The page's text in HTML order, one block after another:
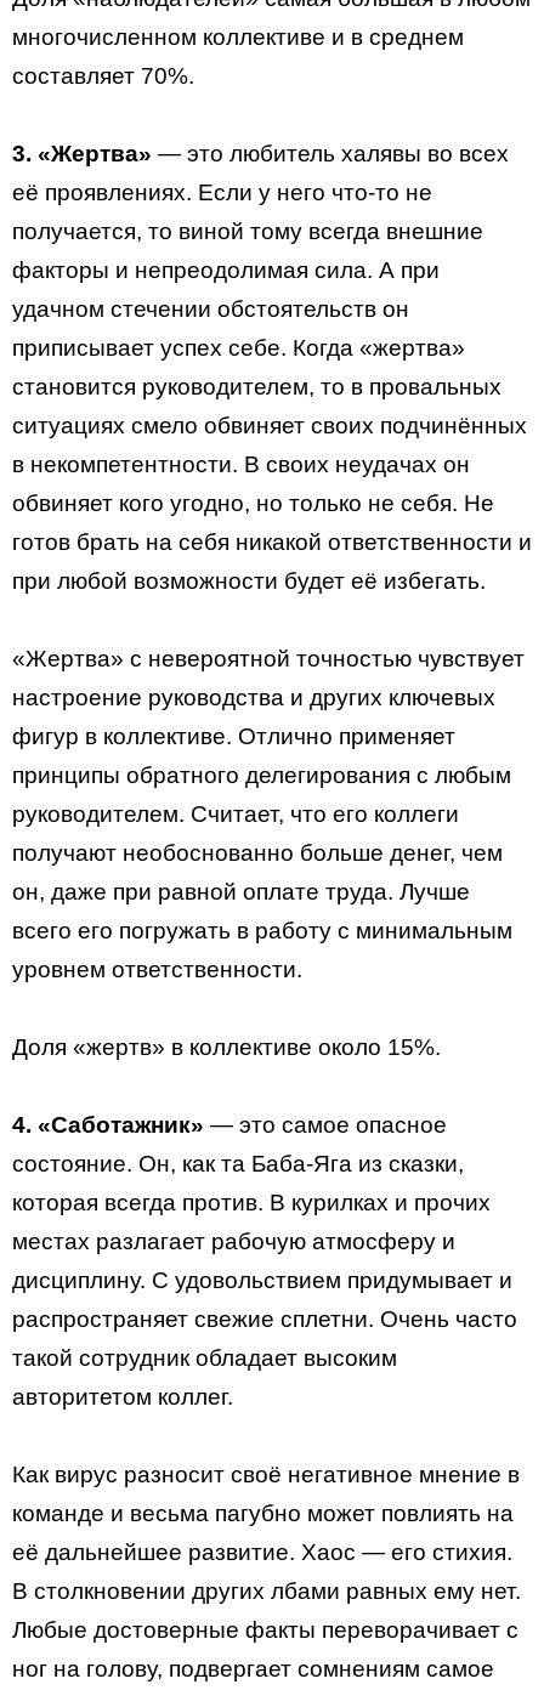
многочисленном коллективе и в среднем
составляет 70%.
3. «Жертва» — это любитель халявы во всех
её проявлениях. Если у него что-то не
получается, то виной тому всегда внешние
факторы и непреодолимая сила. А при
удачном стечении обстоятельств он
приписывает успех себе. Когда «жертва»
становится руководителем, то в провальных
ситуациях смело обвиняет своих подчинённых
в некомпетентности. В своих неудачах он
обвиняет кого угодно, но только не себя. Не
готов брать на себя никакой ответственности и
при любой возможности будет её избегать.
«Жертва» с невероятной точностью чувствует
настроение руководства и других ключевых
фигур в коллективе. Отлично применяет
принципы обратного делегирования с любым
руководителем. Считает, что его коллеги
получают необоснованно больше денег, чем
он, даже при равной оплате труда. Лучше
всего его погружать в работу с минимальным
уровнем ответственности.
Доля «жертв» в коллективе около 15%.
4. «Саботажник» — это самое опасное
состояние. Он, как та Баба-Яга из сказки,
которая всегда против. В курилках и прочих
местах разлагает рабочую атмосферу и
дисциплину. С удовольствием придумывает и
распространяет свежие сплетни. Очень часто
такой сотрудник обладает высоким
авторитетом коллег.
Как вирус разносит своё негативное мнение в
команде и весьма пагубно может повлиять на
её дальнейшее развитие. Хаос — его стихия.
В столкновении других лбами равных ему нет.
Любые достоверные факты переворачивает с
ног на голову, подвергает сомнениям самое